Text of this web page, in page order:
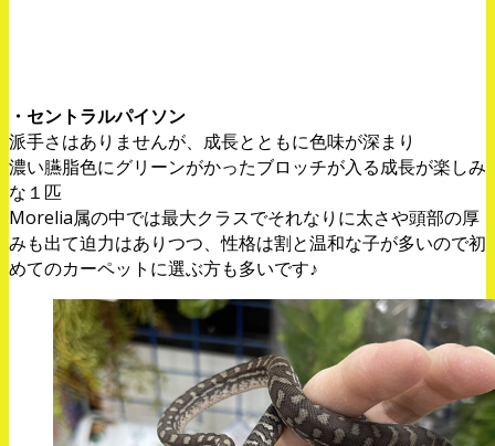
・セントラルパイソン
派手さはありませんが、成長とともに色味が深まり
濃い臙脂色にグリーンがかったブロッチが入る成長が楽しみ
な１匹
Morelia属の中では最大クラスでそれなりに太さや頭部の厚
みも出て迫力はありつつ、性格は割と温和な子が多いので初
めてのカーペットに選ぶ方も多いです♪